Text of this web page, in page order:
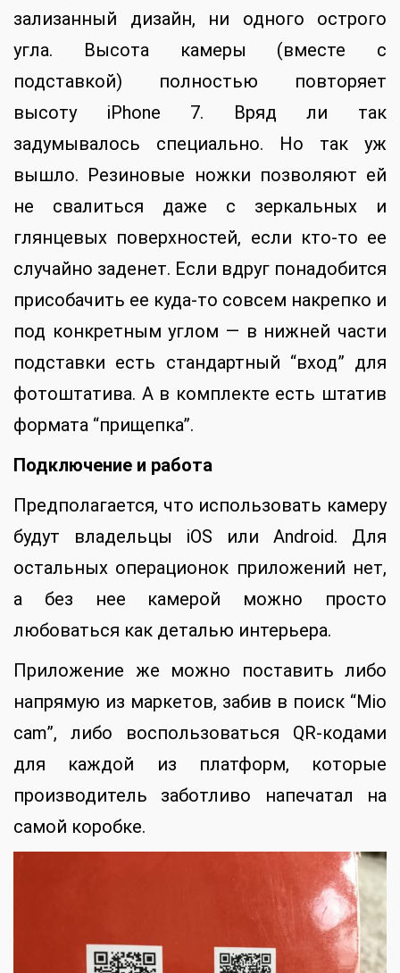
зализанный дизайн, ни одного острого
угла. Высота камеры (вместе с
подставкой) полностью повторяет
высоту iPhone 7. Вряд ли так
задумывалось специально. Но так уж
вышло. Резиновые ножки позволяют ей
не свалиться даже с зеркальных и
глянцевых поверхностей, если кто-то ее
случайно заденет. Если вдруг понадобится
присобачить ее куда-то совсем накрепко и
под конкретным углом — в нижней части
подставки есть стандартный “вход” для
фотоштатива. А в комплекте есть штатив
формата “прищепка”.
Подключение и работа
Предполагается, что использовать камеру
будут владельцы iOS или Android. Для
остальных операционок приложений нет,
а без нее камерой можно просто
любоваться как деталью интерьера.
Приложение же можно поставить либо
напрямую из маркетов, забив в поиск “Mio
cam”, либо воспользоваться QR-кодами
для каждой из платформ, которые
производитель заботливо напечатал на
самой коробке.